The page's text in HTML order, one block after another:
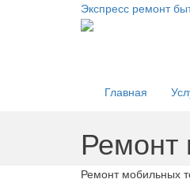
Экспресс ремонт
Главная
Ремонт
Ремонт мобильных